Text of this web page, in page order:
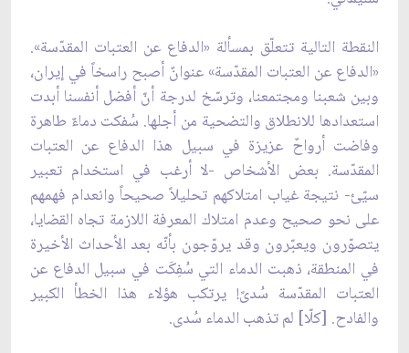
النقطة التالية تتعلّق بمسألة «الدفاع عن العتبات المقدّسة».
«الدفاع عن العتبات المقدّسة» عنوانٌ أصبح راسخاً في إيران،
وبين شعبنا ومجتمعنا، وترسّخ لدرجة أنّ أفضل أنفسنا أبدت
استعدادها للانطلاق والتضحية من أجلها. سُفكت دماءٌ طاهرة
وفاضت أرواحٌ عزيزة في سبيل هذا الدفاع عن العتبات
المقدّسة. بعض الأشخاص -لا أرغب في استخدام تعبير
سيّئ- نتيجة غياب امتلاكهم تحليلاً صحيحاً وانعدام فهمهم
على نحو صحيح وعدم امتلاك المعرفة اللازمة تجاه القضايا،
يتصوّرون ويعبّرون وقد يروّجون بأنّه بعد الأحداث الأخيرة
في المنطقة، ذهبت الدماء التي سُفِكَت في سبيل الدفاع عن
العتبات المقدّسة سُدىً! يرتكب هؤلاء هذا الخطأ الكبير
والفادح. [كلّا] لم تذهب الدماء سُدى.